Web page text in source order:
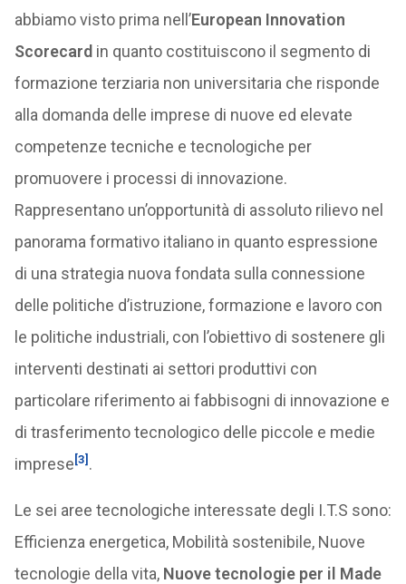
abbiamo visto prima nell’European Innovation
Scorecard in quanto costituiscono il segmento di
formazione terziaria non universitaria che risponde
alla domanda delle imprese di nuove ed elevate
competenze tecniche e tecnologiche per
promuovere i processi di innovazione.
Rappresentano un’opportunità di assoluto rilievo nel
panorama formativo italiano in quanto espressione
di una strategia nuova fondata sulla connessione
delle politiche d’istruzione, formazione e lavoro con
le politiche industriali, con l’obiettivo di sostenere gli
interventi destinati ai settori produttivi con
particolare riferimento ai fabbisogni di innovazione e
di trasferimento tecnologico delle piccole e medie
imprese[3] .
Le sei aree tecnologiche interessate degli I.T.S sono:
Efficienza energetica, Mobilità sostenibile, Nuove
tecnologie della vita, Nuove tecnologie per il Made